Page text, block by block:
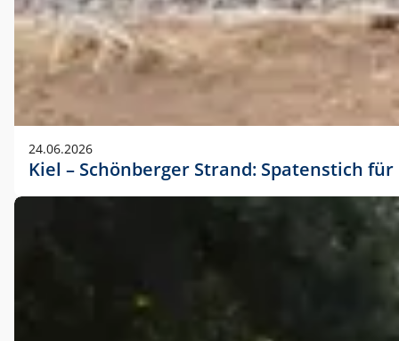
24.06.2026
Kiel – Schönberger Strand: Spatenstich